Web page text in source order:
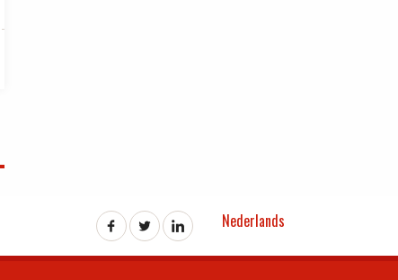
Nederlands